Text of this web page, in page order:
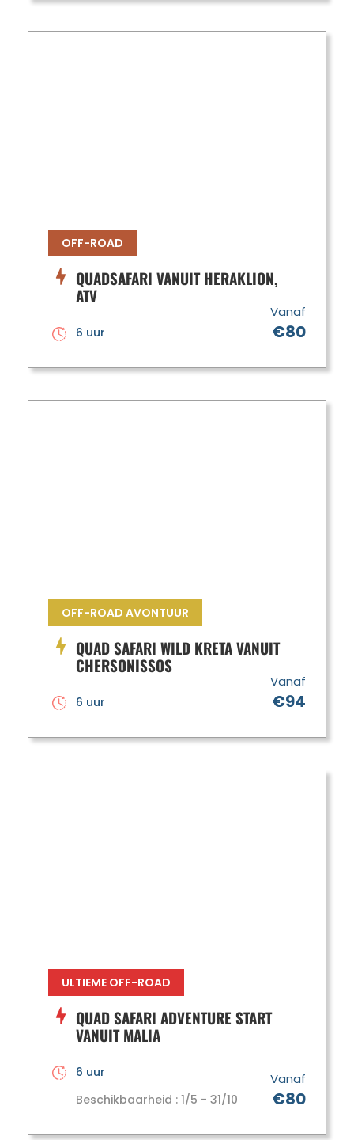
OFF-ROAD
QUADSAFARI VANUIT HERAKLION,
ATV
Vanaf
€80
6 uur
OFF-ROAD AVONTUUR
QUAD SAFARI WILD KRETA VANUIT
CHERSONISSOS
Vanaf
€94
6 uur
ULTIEME OFF-ROAD
QUAD SAFARI ADVENTURE START
VANUIT MALIA
Vanaf
€80
6 uur
Beschikbaarheid : 1/5 - 31/10